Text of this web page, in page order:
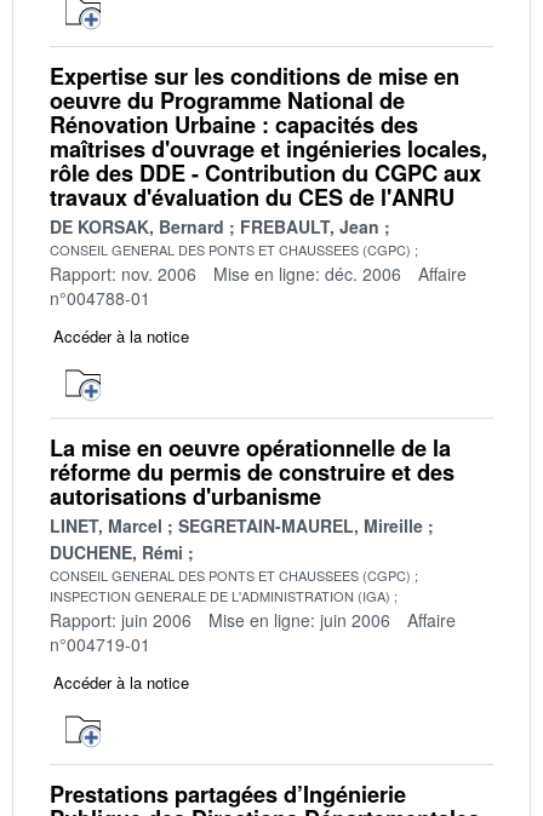
Expertise sur les conditions de mise en
oeuvre du Programme National de
Rénovation Urbaine : capacités des
maîtrises d'ouvrage et ingénieries locales,
rôle des DDE - Contribution du CGPC aux
travaux d'évaluation du CES de l'ANRU
DE KORSAK, Bernard FREBAULT, Jean
CONSEIL GENERAL DES PONTS ET CHAUSSEES (CGPC)
Rapport: nov. 2006 Mise en ligne: déc. 2006
Affaire
n°004788-01
Accéder à la notice
La mise en oeuvre opérationnelle de la
réforme du permis de construire et des
autorisations d'urbanisme
LINET, Marcel
SEGRETAIN-MAUREL, Mireille
DUCHENE, Rémi
CONSEIL GENERAL DES PONTS ET CHAUSSEES (CGPC)
INSPECTION GENERALE DE L'ADMINISTRATION (IGA)
Rapport: juin 2006 Mise en ligne: juin 2006
Affaire
n°004719-01
Accéder à la notice
Prestations partagées d’Ingénierie